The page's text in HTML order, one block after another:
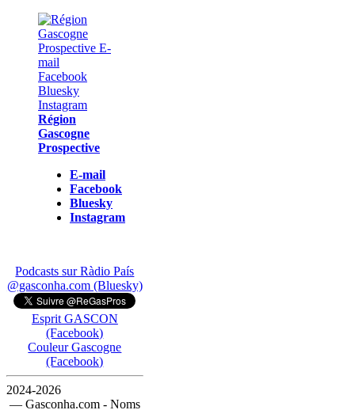
Région
Gascogne
Prospective
E-mail
Facebook
Bluesky
Instagram
Podcasts sur Ràdio País
@gasconha.com (Bluesky)
Esprit GASCON
(Facebook)
Couleur Gascogne
(Facebook)
2024-2026
— Gasconha.com - Noms